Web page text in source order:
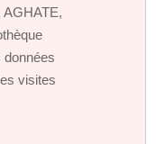
AGHATE,
données
visites